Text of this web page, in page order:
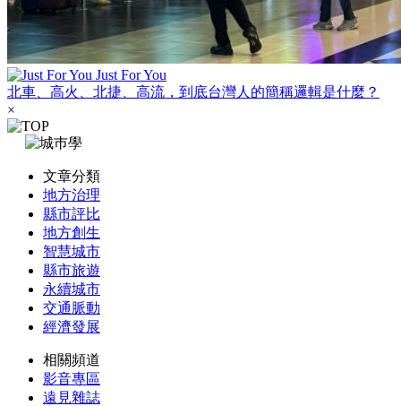
Just For You
北車、高火、北捷、高流，到底台灣人的簡稱邏輯是什麼？
×
文章分類
地方治理
縣市評比
地方創生
智慧城市
縣市旅遊
永續城市
交通脈動
經濟發展
相關頻道
影音專區
遠見雜誌